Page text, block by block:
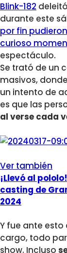
Blink-182
durante este
por fin
curioso
espectáculo.
Se trató de un
masivos,
un intento de
es que las
al verse cada
Ver también
¡Llevó al
casting de
2024
Y fue ante
cargo, todo
show. Incluso